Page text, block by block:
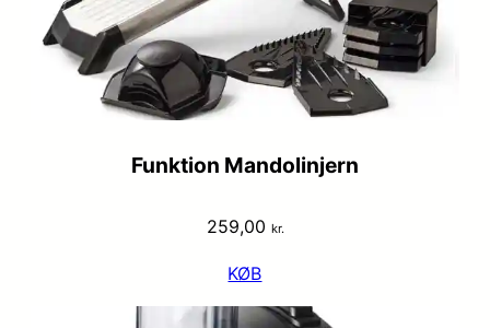
Funktion Mandolinjern
259,00 kr.
KØB